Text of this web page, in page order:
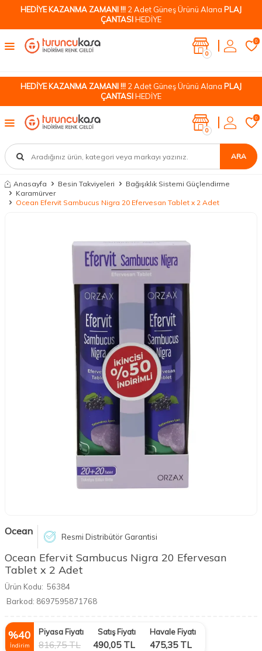
HEDİYE KAZANMA ZAMANI !!! 2 Adet Güneş Ürünü Alana PLAJ
ÇANTASIHEDİYE
0
0
HEDİYE KAZANMA ZAMANI !!! 2 Adet Güneş Ürünü Alana PLAJ
ÇANTASIHEDİYE
ARA
0
0
Anasayfa Besin Takviyeleri
Bağışıklık Sistemi Güçlendirme
Karamürver
Ocean Efervit Sambucus Nigra 20 Efervesan Tablet x 2 Adet
Ocean Resmi Distribütör Garantisi
Ocean Efervit Sambucus Nigra 20 Efervesan
Tablet x 2 Adet
Ürün Kodu: 56384
Barkod: 8697595871768
%40
İndirim
Piyasa Fiyatı
816,75TL
Satış Fiyatı
490,05TL
Havale Fiyatı
475,35TL